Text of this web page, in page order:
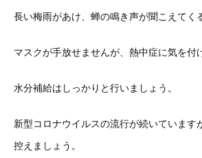
長い梅雨があけ、蝉の鳴き声が聞こえてく
マスクが手放せませんが、熱中症に気を付
水分補給はしっかりと行いましょう。
新型コロナウイルスの流行が続いています
控えましょう。